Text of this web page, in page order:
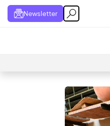
Newsletter